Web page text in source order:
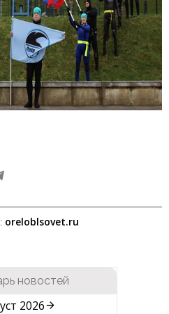
oreloblsovet.ru
новостей
2026